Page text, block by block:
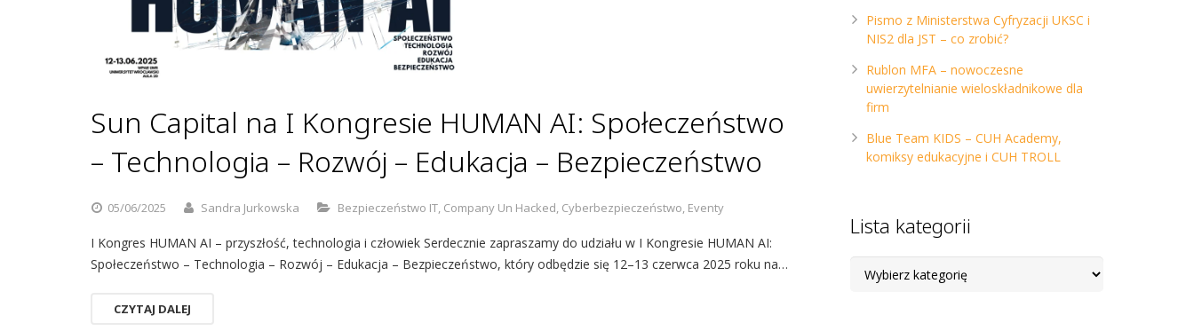
Sun Capital na I Kongresie HUMAN AI: Społeczeństwo
– Technologia – Rozwój – Edukacja – Bezpieczeństwo
05/06/2025 Sandra Jurkowska Bezpieczeństwo IT, Company Un Hacked, Cyberbezpieczeństwo, Eventy
I Kongres HUMAN AI – przyszłość, technologia i człowiek Serdecznie zapraszamy do udziału w I Kongresie HUMAN AI:
Społeczeństwo – Technologia – Rozwój – Edukacja – Bezpieczeństwo, który odbędzie się 12–13 czerwca 2025 roku na…
CZYTAJ DALEJ
Pismo z Ministerstwa Cyfryzacji UKSC i
NIS2 dla JST – co zrobić?
Rublon MFA – nowoczesne
uwierzytelnianie wieloskładnikowe dla
firm
Blue Team KIDS – CUH Academy,
komiksy edukacyjne i CUH TROLL
Lista kategorii
kategorii